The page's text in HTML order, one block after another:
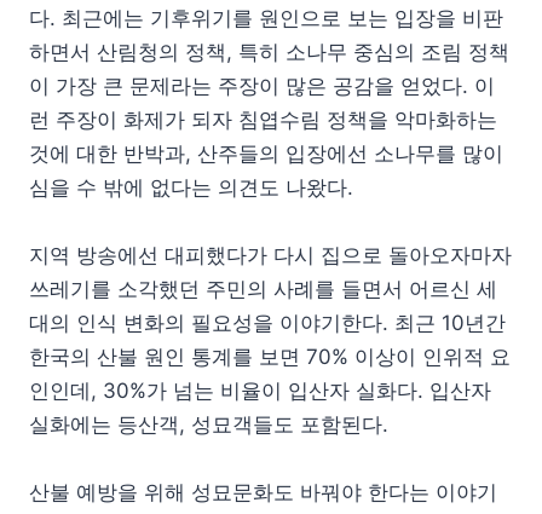
다. 최근에는 기후위기를 원인으로 보는 입장을 비판
하면서 산림청의 정책, 특히 소나무 중심의 조림 정책
이 가장 큰 문제라는 주장이 많은 공감을 얻었다. 이
런 주장이 화제가 되자 침엽수림 정책을 악마화하는
것에 대한 반박과, 산주들의 입장에선 소나무를 많이
심을 수 밖에 없다는 의견도 나왔다.
지역 방송에선 대피했다가 다시 집으로 돌아오자마자
쓰레기를 소각했던 주민의 사례를 들면서 어르신 세
대의 인식 변화의 필요성을 이야기한다. 최근 10년간
한국의 산불 원인 통계를 보면 70% 이상이 인위적 요
인인데, 30%가 넘는 비율이 입산자 실화다. 입산자
실화에는 등산객, 성묘객들도 포함된다.
산불 예방을 위해 성묘문화도 바꿔야 한다는 이야기